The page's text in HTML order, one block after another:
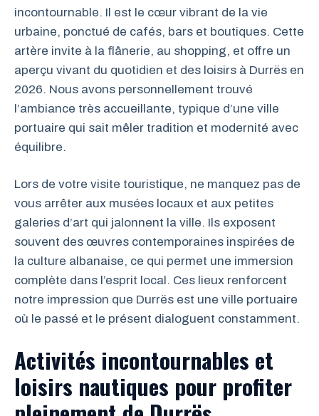
incontournable. Il est le cœur vibrant de la vie
urbaine, ponctué de cafés, bars et boutiques. Cette
artère invite à la flânerie, au shopping, et offre un
aperçu vivant du quotidien et des loisirs à Durrës en
2026. Nous avons personnellement trouvé
l’ambiance très accueillante, typique d’une ville
portuaire qui sait mêler tradition et modernité avec
équilibre.
Lors de votre visite touristique, ne manquez pas de
vous arrêter aux musées locaux et aux petites
galeries d’art qui jalonnent la ville. Ils exposent
souvent des œuvres contemporaines inspirées de
la culture albanaise, ce qui permet une immersion
complète dans l’esprit local. Ces lieux renforcent
notre impression que Durrës est une ville portuaire
où le passé et le présent dialoguent constamment.
Activités incontournables et
loisirs nautiques pour profiter